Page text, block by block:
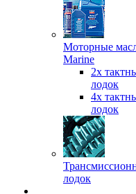
Моторные
Marine
2х
лодок
4х
лодок
лодок